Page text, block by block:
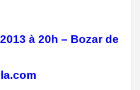
à 20h – Bozar de